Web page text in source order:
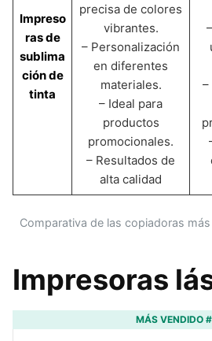
Impreso
ras de
sublima
ción de
tinta
precisa de colores
vibrantes.
– Personalización
en diferentes
materiales.
– Ideal para
productos
promocionales.
– Resultados de
alta calidad
–
Comparativa de las copiadoras
Impresoras
MÁS VENDIDO